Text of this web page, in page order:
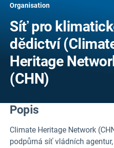
Organisation
Síť pro
dědictví
Heritage
(CHN)
Popis
Climate Heritage Network
podpůrná síť vládních